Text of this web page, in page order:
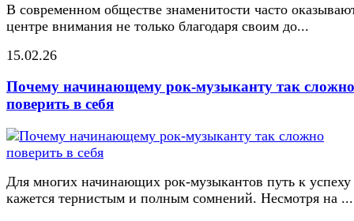
В современном обществе знаменитости часто
центре внимания не только благодаря своим до...
15.02.26
Почему начинающему рок-музыканту так сложно
поверить в себя
Для многих начинающих рок-музыкантов путь к успеху
кажется тернистым и полным сомнений. Несмотря на ...